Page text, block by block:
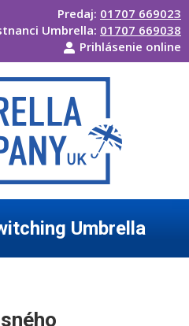
Predaj: 01707 669023
Umbrella: 01707 669038
Prihlásenie online
Umbrella